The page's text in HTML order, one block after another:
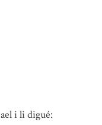
i li digué: